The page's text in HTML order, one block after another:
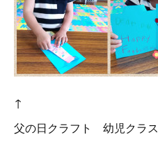
↑
父の日クラフト 幼児クラス